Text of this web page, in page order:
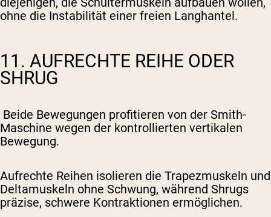
ohne die Instabilität einer freien Langhantel.
11. AUFRECHTE REIHE ODER
SHRUG
Beide Bewegungen profitieren von der Smith-
Maschine wegen der kontrollierten vertikalen
Bewegung.
Aufrechte Reihen isolieren die Trapezmuskeln und
Deltamuskeln ohne Schwung, während Shrugs
präzise, schwere Kontraktionen ermöglichen.